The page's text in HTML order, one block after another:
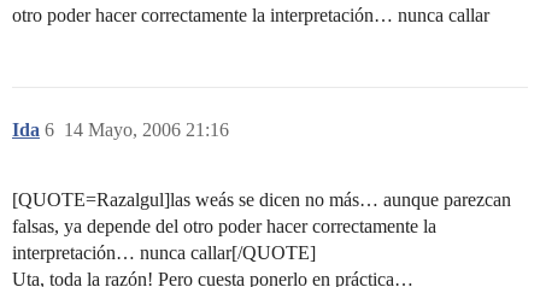
otro poder hacer correctamente la interpretación… nunca callar
Ida 14 Mayo, 2006 21:16
6
[QUOTE=Razalgul]las weás se dicen no más… aunque parezcan
falsas, ya depende del otro poder hacer correctamente la
interpretación… nunca callar[/QUOTE]
Uta, toda la razón! Pero cuesta ponerlo en práctica…